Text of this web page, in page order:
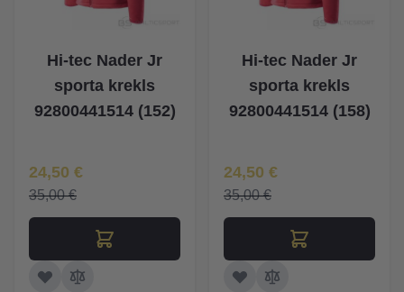
Hi-tec Nader Jr
sporta krekls
92800441514 (152)
Īpaša Cena
24,50 €
35,00 €
Hi-tec Nader Jr
sporta krekls
92800441514 (158)
Īpaša Cena
24,50 €
35,00 €